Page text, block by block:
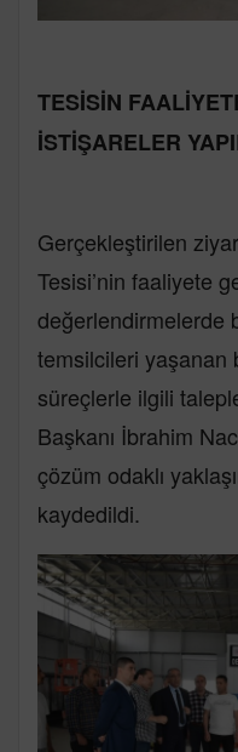
TESİSİN
İSTİŞARELER
Gerçekleştirilen
Tesisi’nin faaliyete
değerlendirmelerde
temsilcileri yaşanan
süreçlerle ilgili
Başkanı İbrahim
çözüm odaklı
kaydedildi.